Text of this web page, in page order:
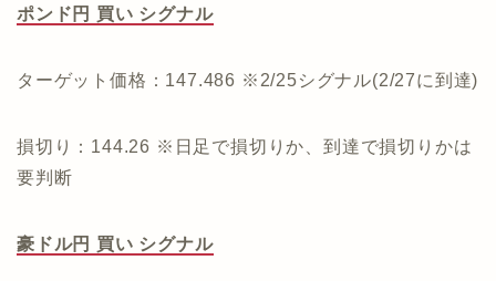
ポンド円 買い シグナル
ターゲット価格：147.486 ※2/25シグナル(2/27に到達)
損切り：144.26 ※日足で損切りか、到達で損切りかは
要判断
豪ドル円 買い シグナル